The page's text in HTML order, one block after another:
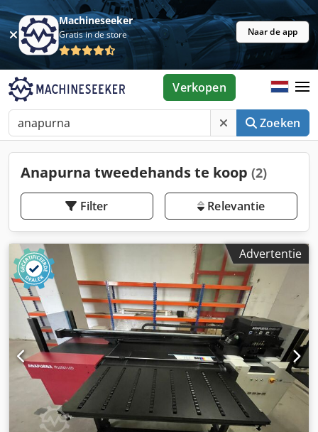
Machineseeker
Gratis in de store Naar de app
Zoeken
Verkopen
Anapurna tweedehands te koop (2)
Filter Relevantie
Advertentie